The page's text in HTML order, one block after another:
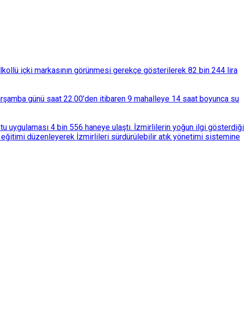
içki markasının görünmesi gerekçe gösterilerek 82 bin 244 lira
günü saat 22.00’den itibaren 9 mahalleye 14 saat boyunca su
uygulaması 4 bin 556 haneye ulaştı. İzmirlilerin yoğun ilgi gösterdiği
eğitimi düzenleyerek İzmirlileri sürdürülebilir atık yönetimi sistemine